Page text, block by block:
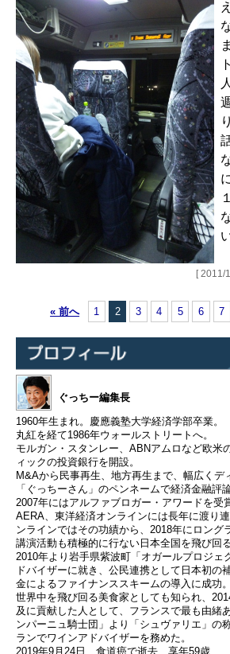
[ 2011/
« 前へ 1 2 3 4 5 6 7
ぐっちー編集長
1960年生まれ。慶應義塾大学経済学部卒業。
丸紅を経て1986年ウォールストリートへ。
モルガン・スタンレー、ABNアムロなど欧米
ィックの投資銀行を開設。
M&Aから民事再生、地方再生まで、幅広くデ
「ぐっちーさん」のペンネームで経済金融評
2007年にはアルファブロガー・アワードを受
AERA、東洋経済オンラインには長年に渡り
ンラインではその功績から、2018年にロング
講演活動も積極的に行ない日本全国を飛び回
2010年より岩手県紫波町「オガールプロジェ
ドバイザーに就き、公民連携として日本初の
金によるファイナンススキームの導入に成功。
世界中を飛び回る美食家としても知られ、
及に貢献した人として、フランスで最も由緒
ンパーニュ騎士団」より「シュヴァリエ」の
ランでワインアドバイザーを務めた。
2019年9月24日 食道癌で逝去 享年59歳